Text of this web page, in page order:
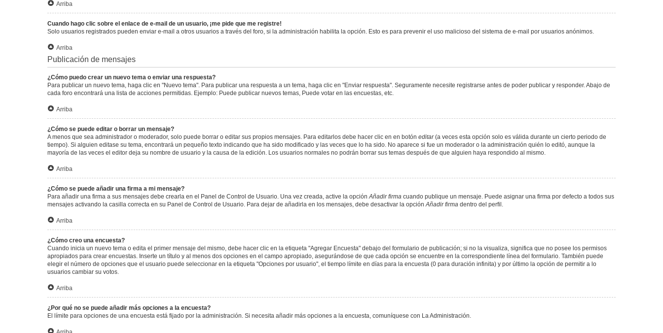
Arriba
Cuando hago clic sobre el enlace de e-mail de un usuario, ¡me pide que me registre!
Solo usuarios registrados pueden enviar e-mail a otros usuarios a través del foro, si la administración habilita la opción. Esto es para prevenir el uso malicioso del sistema de e-mail por usuarios anónimos.
Arriba
Publicación de mensajes
¿Cómo puedo crear un nuevo tema o enviar una respuesta?
Para publicar un nuevo tema, haga clic en "Nuevo tema". Para publicar una respuesta a un tema, haga clic en "Enviar respuesta". Seguramente necesite registrarse antes de poder publicar y responder. Abajo de
cada foro encontrará una lista de acciones permitidas. Ejemplo: Puede publicar nuevos temas, Puede votar en las encuestas, etc.
Arriba
¿Cómo se puede editar o borrar un mensaje?
A menos que sea administrador o moderador, solo puede borrar o editar sus propios mensajes. Para editarlos debe hacer clic en en botón editar(a veces esta opción solo es válida durante un cierto periodo de
tiempo). Si alguien editase su tema, encontrará un pequeño texto indicando que ha sido modificado y las veces que lo ha sido. No aparece si fue un moderador o la administración quién lo editó, aunque la
mayoría de las veces el editor deja su nombre de usuario y la causa de la edición. Los usuarios normales no podrán borrar sus temas después de que alguien haya respondido al mismo.
Arriba
¿Cómo se puede añadir una firma a mi mensaje?
Para añadir una firma a sus mensajes debe crearla en el Panel de Control de Usuario. Una vez creada, active la opciónAñadir firma cuando publique un mensaje. Puede asignar una firma por defecto a todos sus
mensajes activando la casilla correcta en su Panel de Control de Usuario. Para dejar de añadirla en los mensajes, debe desactivar la opciónAñadir firma dentro del perfil.
Arriba
¿Cómo creo una encuesta?
Cuando inicia un nuevo tema o edita el primer mensaje del mismo, debe hacer clic en la etiqueta "Agregar Encuesta" debajo del formulario de publicación; si no la visualiza, significa que no posee los permisos
apropiados para crear encuestas. Inserte un título y al menos dos opciones en el campo apropiado, asegurándose de que cada opción se encuentre en la correspondiente línea del formulario. También puede
elegir el número de opciones que el usuario puede seleccionar en la etiqueta "Opciones por usuario", el tiempo límite en días para la encuesta (0 para duración infinita) y por último la opción de permitir a lo
usuarios cambiar su votos.
Arriba
¿Por qué no se puede añadir más opciones a la encuesta?
El límite para opciones de una encuesta está fijado por la administración. Si necesita añadir más opciones a la encuesta, comuníquese con La Administración.